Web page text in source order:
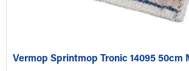
Vermop Sprintmop Tronic 14095 50cm